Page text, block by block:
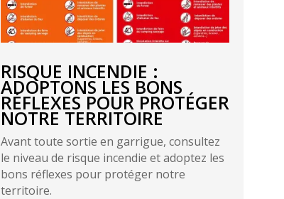
RISQUE INCENDIE :
ADOPTONS LES BONS
RÉFLEXES POUR PROTÉGER
NOTRE TERRITOIRE
Avant toute sortie en garrigue, consultez
le niveau de risque incendie et adoptez les
bons réflexes pour protéger notre
territoire.